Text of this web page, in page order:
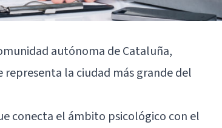
autónoma de Cataluña,
la ciudad más grande del
conecta el ámbito psicológico con el